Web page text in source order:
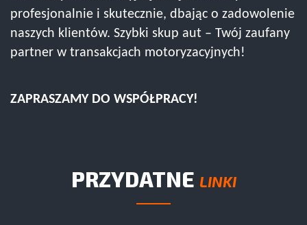
profesjonalnie i skutecznie, dbając o zadowolenie
naszych klientów. Szybki skup aut – Twój zaufany
partner w transakcjach motoryzacyjnych!
ZAPRASZAMY DO WSPÓŁPRACY!
PRZYDATNE LINKI